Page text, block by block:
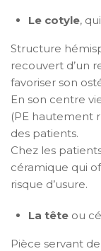
Le cotyle,
Structure
recouvert d’un
favoriser son
En son centre
(PE hautement
des patients.
Chez les
céramique qui
risque d’usure.
La tête ou
Pièce servant